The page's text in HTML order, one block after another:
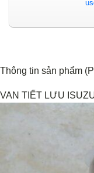
Thông tin sản phẩm
VAN TIẾT LƯU